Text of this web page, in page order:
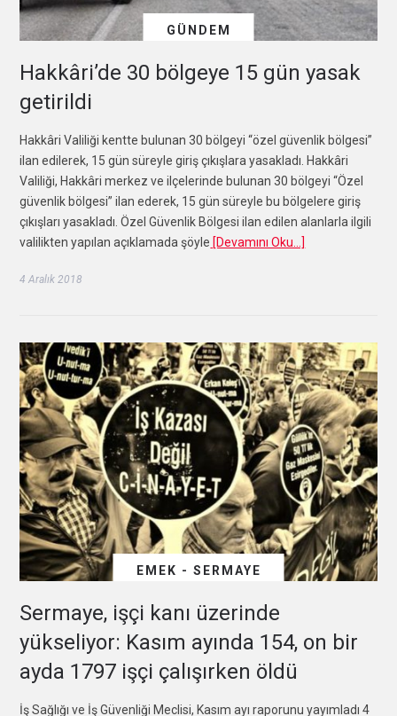
GÜNDEM
Hakkâri’de 30 bölgeye 15 gün yasak
getirildi
Hakkâri Valiliği kentte bulunan 30 bölgeyi “özel güvenlik bölgesi”
ilan edilerek, 15 gün süreyle giriş çıkışlara yasakladı. Hakkâri
Valiliği, Hakkâri merkez ve ilçelerinde bulunan 30 bölgeyi “Özel
güvenlik bölgesi” ilan ederek, 15 gün süreyle bu bölgelere giriş
çıkışları yasakladı. Özel Güvenlik Bölgesi ilan edilen alanlarla ilgili
valilikten yapılan açıklamada şöyle [Devamını Oku…]
4 Aralık 2018
EMEK - SERMAYE
Sermaye, işçi kanı üzerinde
yükseliyor: Kasım ayında 154, on bir
ayda 1797 işçi çalışırken öldü
İş Sağlığı ve İş Güvenliği Meclisi, Kasım ayı raporunu yayımladı 4